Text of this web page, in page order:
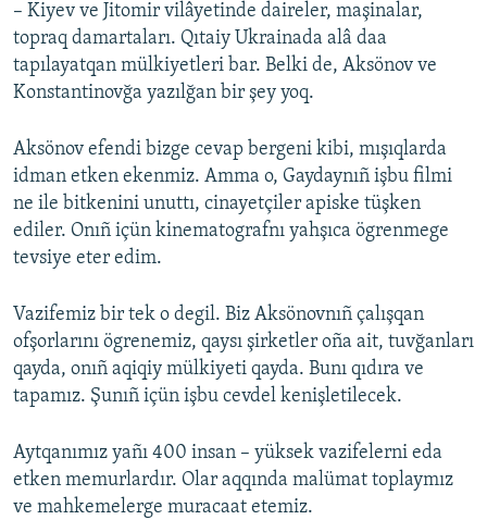
– Kiyev ve Jitomir vilâyetinde daireler, maşinalar,
topraq damartaları. Qıtaiy Ukrainada alâ daa
tapılayatqan mülkiyetleri bar. Belki de, Aksönov ve
Konstantinovğa yazılğan bir şey yoq.
Aksönov efendi bizge cevap bergeni kibi, mışıqlarda
idman etken ekenmiz. Amma o, Gaydaynıñ işbu filmi
ne ile bitkenini unuttı, cinayetçiler apiske tüşken
ediler. Onıñ içün kinematografnı yahşıca ögrenmege
tevsiye eter edim.
Vazifemiz bir tek o degil. Biz Aksönovnıñ çalışqan
ofşorlarını ögrenemiz, qaysı şirketler oña ait, tuvğanları
qayda, onıñ aqiqiy mülkiyeti qayda. Bunı qıdıra ve
tapamız. Şunıñ içün işbu cevdel kenişletilecek.
Aytqanımız yañı 400 insan – yüksek vazifelerni eda
etken memurlardır. Olar aqqında malümat toplaymız
ve mahkemelerge muracaat etemiz.